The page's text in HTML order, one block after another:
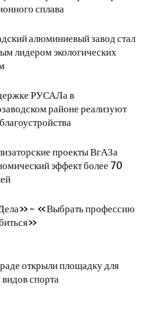
сплава
алюминиевый завод стал
лидером экологических
РУСАЛа в
районе реализуют
проекты ВгАЗа
эффект более 70
«Выбрать профессию
открыли площадку для
спорта